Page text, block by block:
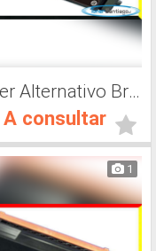
Toner Alternativo Brother TN 316Y, Impresora Láser
A consultar
1